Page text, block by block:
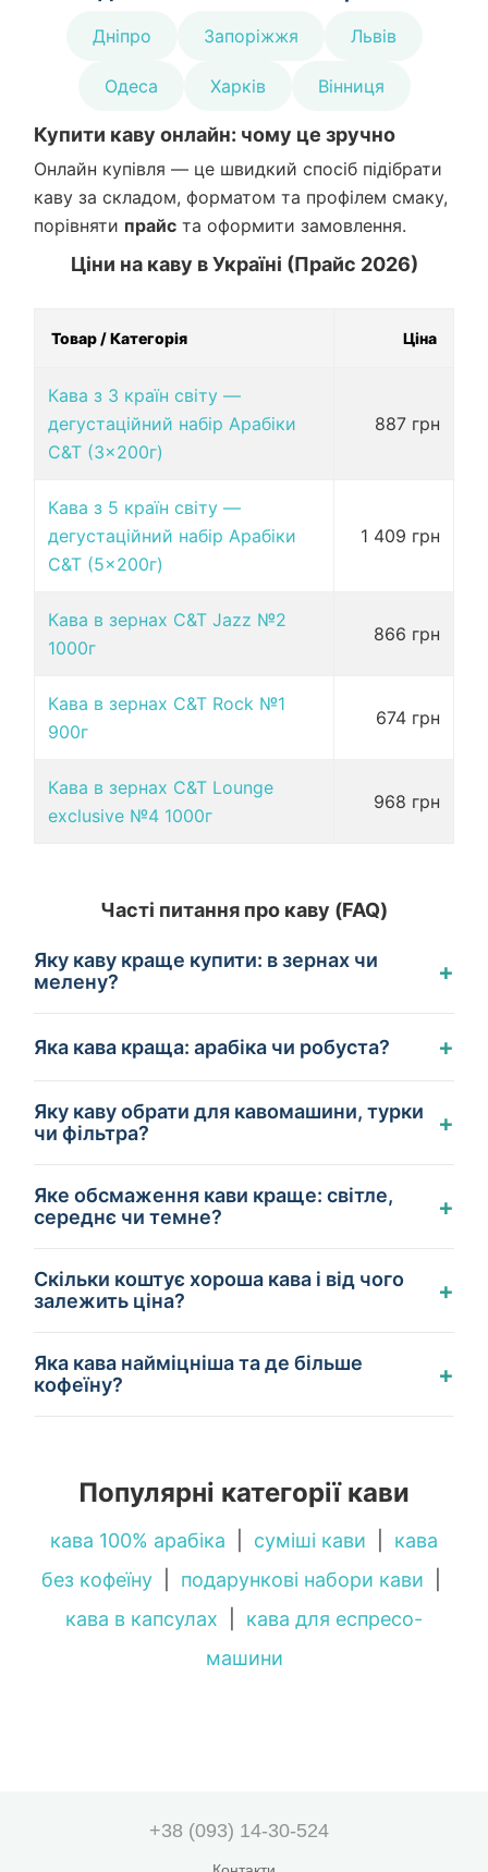
Дніпро Запоріжжя Львів
Одеса Харків Вінниця
Купити каву онлайн: чому це зручно
Онлайн купівля — це швидкий спосіб підібрати
каву за складом, форматом та профілем смаку,
порівняти прайс та оформити замовлення.
Ціни на каву в Україні (Прайс 2026)
Товар / Категорія Ціна
Кава з 3 країн світу —
дегустаційний набір Арабіки
C&T (3×200г)
887 грн
Кава з 5 країн світу —
дегустаційний набір Арабіки
C&T (5×200г)
1 409 грн
Кава в зернах C&T Jazz №2
1000г
866 грн
Кава в зернах C&T Rock №1
900г
674 грн
Кава в зернах C&T Lounge
exclusive №4 1000г
968 грн
Часті питання про каву (FAQ)
Яку каву краще купити: в зернах чи
мелену?
+
Яка кава краща: арабіка чи робуста? +
Яку каву обрати для кавомашини, турки
чи фільтра?
+
Яке обсмаження кави краще: світле,
середнє чи темне?
+
Скільки коштує хороша кава і від чого
залежить ціна?
+
Яка кава найміцніша та де більше
кофеїну?
+
Популярні категорії кави
кава 100% арабіка суміші кави
кава
без кофеїну
подарункові набори кави
кава в капсулах
кава для еспресо-
машини
+38 (093) 14-30-524